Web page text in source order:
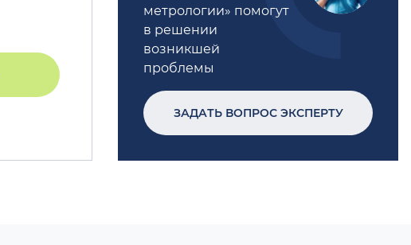
метрологии» помогут
в решении
возникшей
проблемы
ЗАДАТЬ ВОПРОС ЭКСПЕРТУ